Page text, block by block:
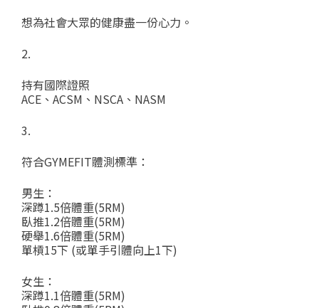
想為社會大眾的健康盡一份心力。
2.
持有國際證照
ACE、ACSM、NSCA、NASM
3.
符合GYMEFIT體測標準：
男生：
深蹲1.5倍體重(5RM)
臥推1.2倍體重(5RM)
硬舉1.6倍體重(5RM)
單槓15下 (或單手引體向上1下)
女生：
深蹲1.1倍體重(5RM)